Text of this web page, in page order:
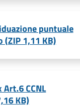
puntuale
(ZIP 1,11 KB)
CCNL
KB)